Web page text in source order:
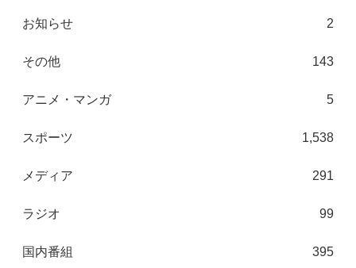
お知らせ 2
その他 143
アニメ・マンガ 5
スポーツ 1,538
メディア 291
ラジオ 99
国内番組 395